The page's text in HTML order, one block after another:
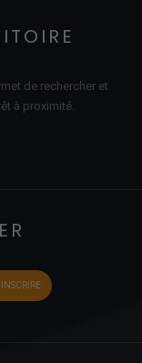
de rechercher et
à proximité.